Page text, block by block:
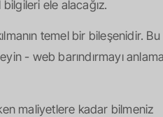
ele alacağız.
temel bir bileşenidir. Bu
- web barındırmayı
maliyetlere kadar bilmeniz